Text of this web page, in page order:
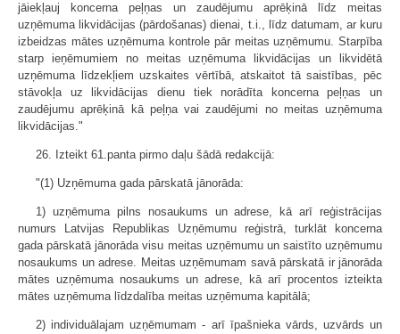
jāiekļauj koncerna peļņas un zaudējumu aprēķinā līdz meitas
uzņēmuma likvidācijas (pārdošanas) dienai, t.i., līdz datumam, ar kuru
izbeidzas mātes uzņēmuma kontrole pār meitas uzņēmumu. Starpība
starp ieņēmumiem no meitas uzņēmuma likvidācijas un likvidētā
uzņēmuma līdzekļiem uzskaites vērtībā, atskaitot tā saistības, pēc
stāvokļa uz likvidācijas dienu tiek norādīta koncerna peļņas un
zaudējumu aprēķinā kā peļņa vai zaudējumi no meitas uzņēmuma
likvidācijas."
26. Izteikt 61.panta pirmo daļu šādā redakcijā:
"(1) Uzņēmuma gada pārskatā jānorāda:
1) uzņēmuma pilns nosaukums un adrese, kā arī reģistrācijas
numurs Latvijas Republikas Uzņēmumu reģistrā, turklāt koncerna
gada pārskatā jānorāda visu meitas uzņēmumu un saistīto uzņēmumu
nosaukums un adrese. Meitas uzņēmumam savā pārskatā ir jānorāda
mātes uzņēmuma nosaukums un adrese, kā arī procentos izteikta
mātes uzņēmuma līdzdalība meitas uzņēmuma kapitālā;
2) individuālajam uzņēmumam - arī īpašnieka vārds, uzvārds un